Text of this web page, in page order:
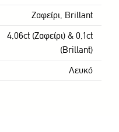
Ζαφείρι, Brillant
4,06ct (Ζαφείρι) & 0,1ct
(Brillant)
Λευκό